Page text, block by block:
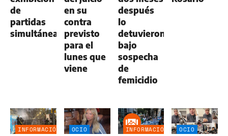
de
partidas
simultáneas
en su
contra
previsto
para el
lunes que
viene
después
lo
detuvieron
bajo
sospecha
de
femicidio
INFORMACIÓN
OCIO
INFORMACIÓN
OCIO